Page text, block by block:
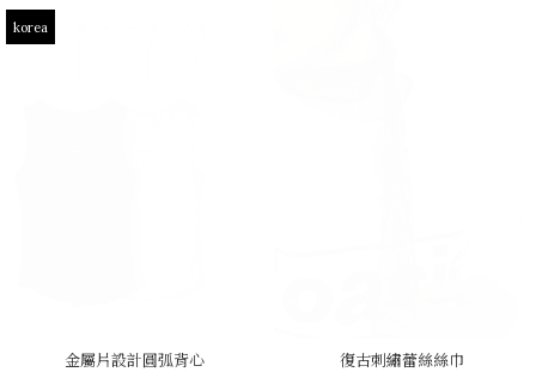
korea
金屬片設計圓弧背心 復古刺繡蕾絲絲巾